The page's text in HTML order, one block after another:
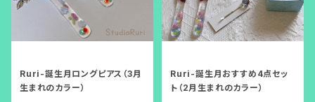
Ruri-誕生月ロングピアス（3月
生まれのカラー）
Ruri-誕生月おすすめ4点セッ
ト（2月生まれのカラー）